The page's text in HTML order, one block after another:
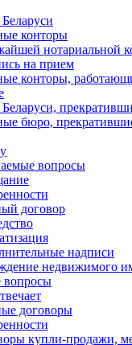
конторы
нотариальной
на прием
конторы,
бюро,
вопросы
договор
надписи
недвижимого
договоры
купли-продажи,